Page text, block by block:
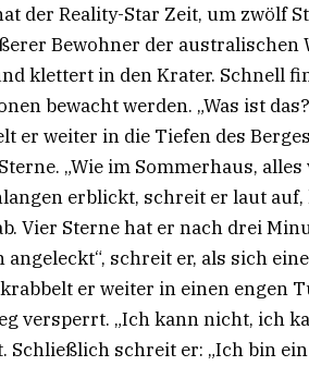
der Reality-Star Zeit, um zwölf
Bewohner der australischen
klettert in den Krater. Schnell
bewacht werden. „Was ist
er weiter in die Tiefen des
„Wie im Sommerhaus,
erblickt, schreit er laut
Vier Sterne hat er nach drei
angeleckt“, schreit er, als sich
er weiter in einen engen
versperrt. „Ich kann nicht, ich
Schließlich schreit er: „Ich bin